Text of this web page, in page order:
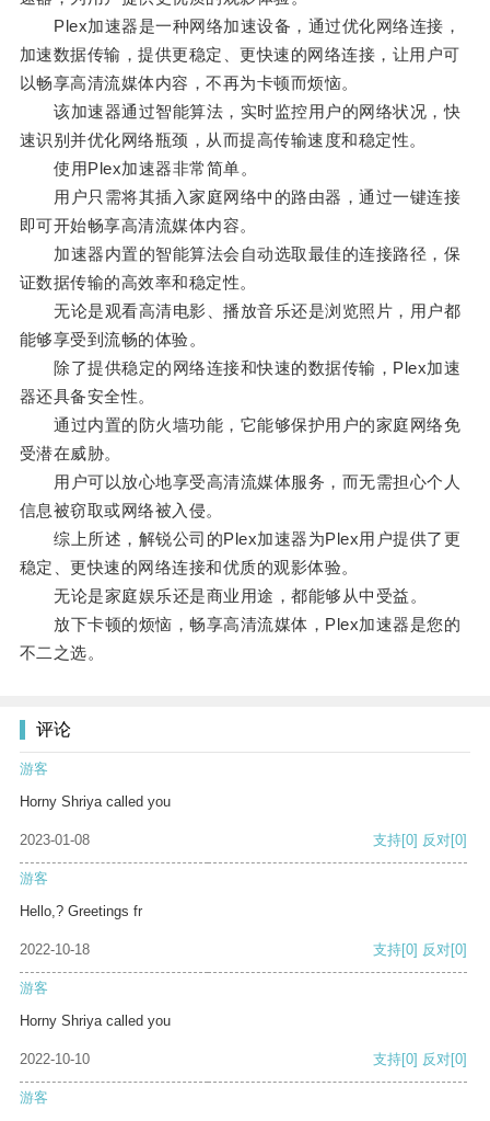
Plex加速器是一种网络加速设备，通过优化网络连接，
加速数据传输，提供更稳定、更快速的网络连接，让用户可
以畅享高清流媒体内容，不再为卡顿而烦恼。
该加速器通过智能算法，实时监控用户的网络状况，快
速识别并优化网络瓶颈，从而提高传输速度和稳定性。
使用Plex加速器非常简单。
用户只需将其插入家庭网络中的路由器，通过一键连接
即可开始畅享高清流媒体内容。
加速器内置的智能算法会自动选取最佳的连接路径，保
证数据传输的高效率和稳定性。
无论是观看高清电影、播放音乐还是浏览照片，用户都
能够享受到流畅的体验。
除了提供稳定的网络连接和快速的数据传输，Plex加速
器还具备安全性。
通过内置的防火墙功能，它能够保护用户的家庭网络免
受潜在威胁。
用户可以放心地享受高清流媒体服务，而无需担心个人
信息被窃取或网络被入侵。
综上所述，解锐公司的Plex加速器为Plex用户提供了更
稳定、更快速的网络连接和优质的观影体验。
无论是家庭娱乐还是商业用途，都能够从中受益。
放下卡顿的烦恼，畅享高清流媒体，Plex加速器是您的
不二之选。
评论
游客
Horny Shriya called you
2023-01-08 支持[0] 反对[0]
游客
Hello,? Greetings fr
2022-10-18 支持[0] 反对[0]
游客
Horny Shriya called you
2022-10-10 支持[0] 反对[0]
游客